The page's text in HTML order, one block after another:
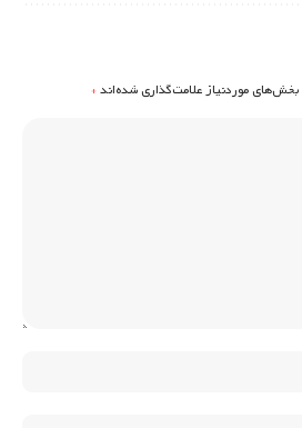
بخش‌های موردنیاز علامت‌گذاری شده‌اند*